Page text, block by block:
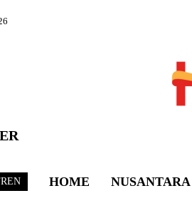
HOME NUSANTARA